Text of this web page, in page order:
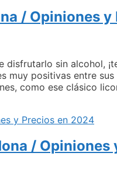
/
en
2024
/ Opiniones
sin alcohol,
muy positivas entre
como ese clásico
/ Opiniones